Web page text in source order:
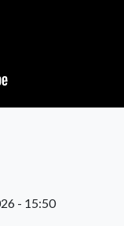
- 15:50